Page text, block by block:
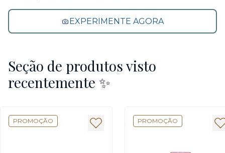
EXPERIMENTE AGORA
Seção de produtos visto
recentemente ✨
PROMOÇÃO PROMOÇÃO